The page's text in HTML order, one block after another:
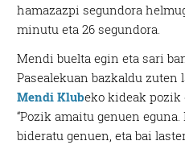
hamazazpi segundora
minutu eta 26 segundora.
Mendi buelta egin eta sari
Pasealekuan bazkaldu
Mendi Klubeko kideak pozik
“Pozik amaitu genuen
bideratu genuen, eta bai